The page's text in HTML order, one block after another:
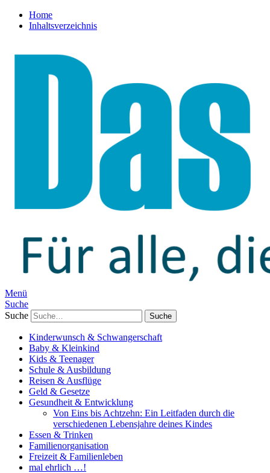
Home
Inhaltsverzeichnis
Menü
Suche
Suche
Kinderwunsch & Schwangerschaft
Baby & Kleinkind
Kids & Teenager
Schule & Ausbildung
Reisen & Ausflüge
Geld & Gesetze
Gesundheit & Entwicklung
Von Eins bis Achtzehn: Ein Leitfaden durch die
verschiedenen Lebensjahre deines Kindes
Essen & Trinken
Familienorganisation
Freizeit & Familienleben
mal ehrlich …!